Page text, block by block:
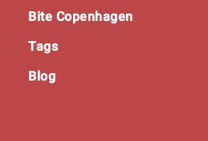
Bite Copenhagen
Tags
Blog